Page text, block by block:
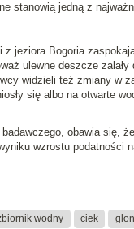
stanowią jedną z
z jeziora Bogoria
ulewne deszcze zalały
widzieli też zmiany w
się albo na otwarte
obawia się,
wzrostu podatności
wodny ciek